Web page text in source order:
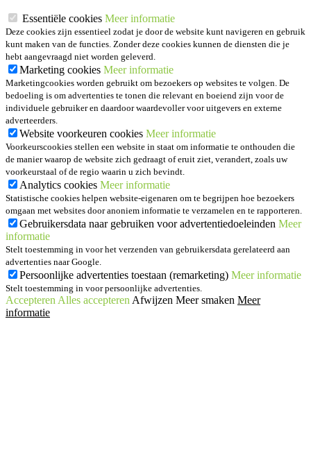
Essentiële cookies Meer informatie
Deze cookies zijn essentieel zodat je door de website kunt navigeren en gebruik
kunt maken van de functies. Zonder deze cookies kunnen de diensten die je
hebt aangevraagd niet worden geleverd.
Marketing cookies Meer informatie
Marketingcookies worden gebruikt om bezoekers op websites te volgen. De
bedoeling is om advertenties te tonen die relevant en boeiend zijn voor de
individuele gebruiker en daardoor waardevoller voor uitgevers en externe
adverteerders.
Website voorkeuren cookies Meer informatie
Voorkeurscookies stellen een website in staat om informatie te onthouden die
de manier waarop de website zich gedraagt of eruit ziet, verandert, zoals uw
voorkeurstaal of de regio waarin u zich bevindt.
Analytics cookies Meer informatie
Statistische cookies helpen website-eigenaren om te begrijpen hoe bezoekers
omgaan met websites door anoniem informatie te verzamelen en te rapporteren.
Gebruikersdata naar gebruiken voor advertentiedoeleinden Meer
informatie
Stelt toestemming in voor het verzenden van gebruikersdata gerelateerd aan
advertenties naar Google.
Persoonlijke advertenties toestaan (remarketing) Meer informatie
Stelt toestemming in voor persoonlijke advertenties.
Accepteren Alles accepteren Afwijzen Meer smaken Meer
informatie